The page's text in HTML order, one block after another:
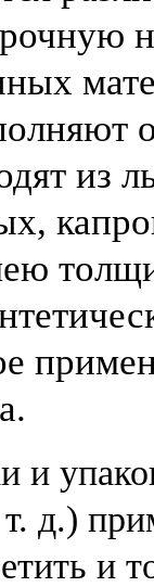
из
и
д.)
и